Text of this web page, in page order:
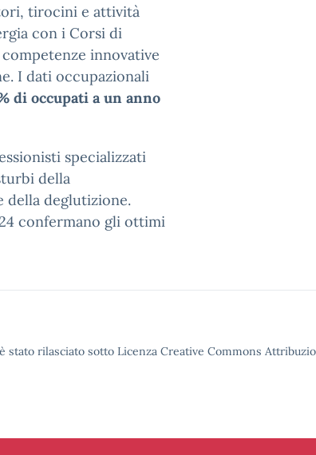
tirocini e attività
con i Corsi di
innovative
I dati occupazionali
di occupati a un anno
specializzati
della
della deglutizione.
confermano gli ottimi
stato rilasciato sotto Licenza Creative Commons